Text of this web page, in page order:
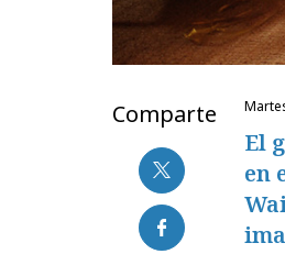
Comparte
El
en